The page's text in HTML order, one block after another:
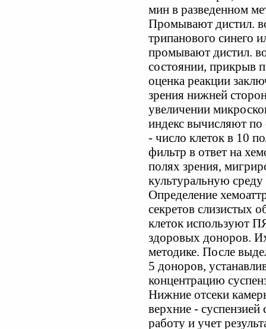
мин в разведенном
Промывают дистил.
трипанового синего
промывают дистил.
состоянии, прикрыв
оценка реакции
зрения нижней
увеличении
индекс вычисляют
- число клеток в 10
фильтр в ответ на
полях зрения,
культуральную
Определение
секретов слизистых
клеток используют
здоровых доноров.
методике. После
5 доноров,
концентрацию
Нижние отсеки
верхние -
работу и учет